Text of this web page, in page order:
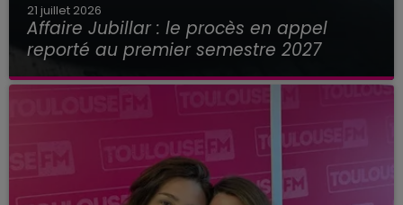
21 juillet 2026
Affaire Jubillar : le procès en appel
reporté au premier semestre 2027